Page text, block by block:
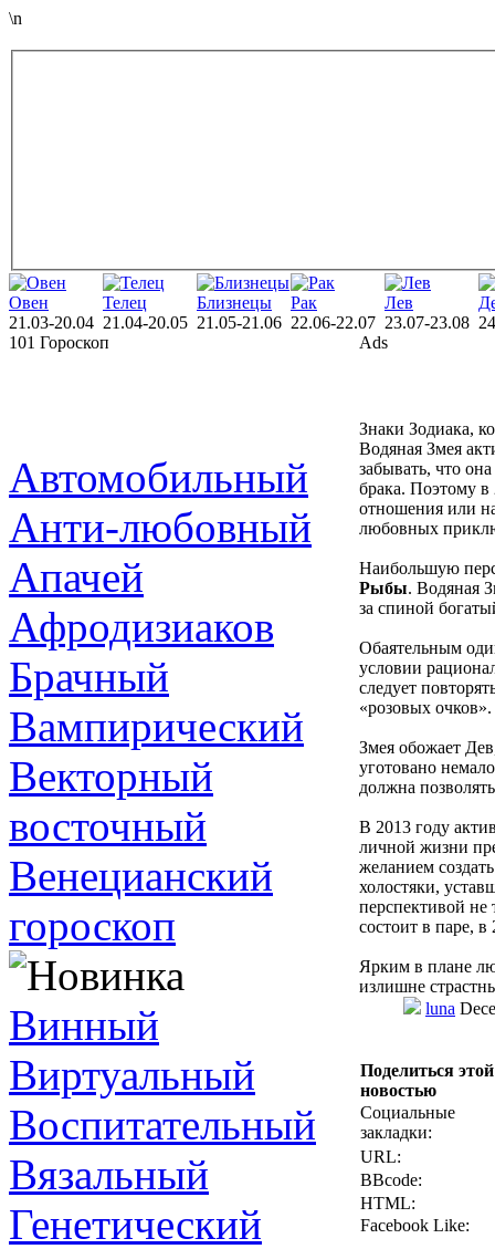
\n
Овен
21.03-20.04
Телец
21.04-20.05
Близнецы
21.05-21.06
Рак
22.06-22.07
Лев
23.07-23.08
101 Гороскоп
Автомобильный
Анти-любовный
Апачей
Афродизиаков
Брачный
Вампирический
Векторный
восточный
Венецианский
гороскоп
Винный
Виртуальный
Воспитательный
Вязальный
Генетический
Ads
Знаки Зодиака,
Водяная Змея
забывать, что
брака. Поэтому в
отношения или
любовных
Наибольшую
Рыбы. Водяная
за спиной
Обаятельным
условии
следует
«розовых очков».
Змея обожает
уготовано
должна
В 2013 году
личной жизни
желанием
холостяки,
перспективой
состоит в паре, в
Ярким в плане
излишне
luna
Поделиться этой
новостью
Социальные
закладки:
URL:
BBcode:
HTML:
Facebook Like: